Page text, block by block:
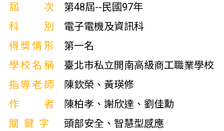
屆次
第48屆--民國97年
科別
電子電機及資訊科
得獎情形
第一名
學校名稱
臺北市私立開南高級商工職業學校
指導老師
陳欽榮、黃瑛修
作者
陳柏孝、謝欣達、劉佳勳
關鍵字
頭部安全、智慧型感應